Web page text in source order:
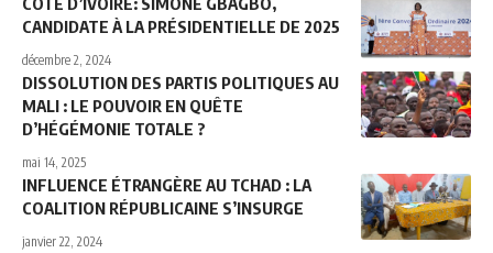
CANDIDATE À LA PRÉSIDENTIELLE DE 2025
décembre 2, 2024
DISSOLUTION DES PARTIS POLITIQUES AU
MALI : LE POUVOIR EN QUÊTE
D’HÉGÉMONIE TOTALE ?
mai 14, 2025
INFLUENCE ÉTRANGÈRE AU TCHAD : LA
COALITION RÉPUBLICAINE S’INSURGE
janvier 22, 2024